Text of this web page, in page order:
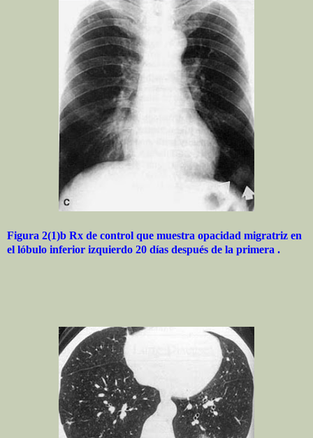
Figura 2(1)b Rx de control que muestra opacidad migratriz en
el lóbulo inferior izquierdo 20 días después de la primera .